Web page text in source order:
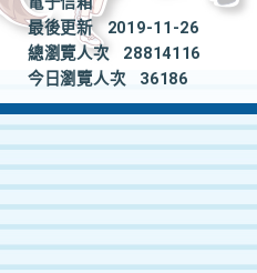
最後更新
2019-11-26
總瀏覽人次
28814116
今日瀏覽人次
36186